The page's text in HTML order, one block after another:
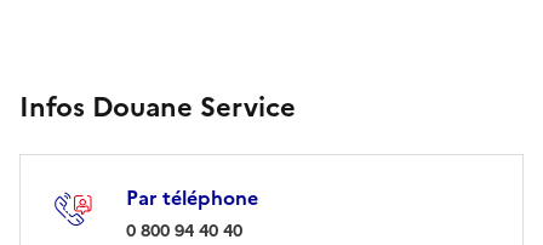
Infos Douane Service
Par téléphone
: 0 800 94 40 40
0 800 94 40 40